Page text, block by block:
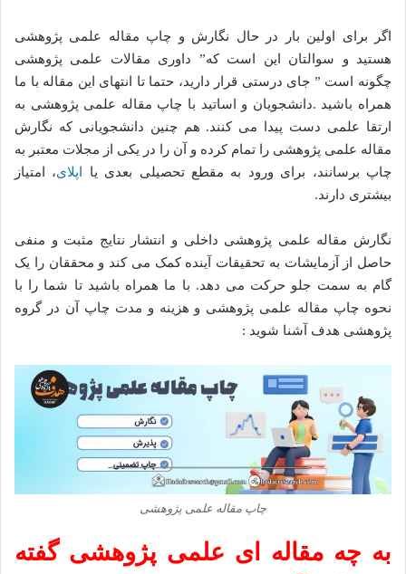
اگر برای اولین بار در حال نگارش و چاپ مقاله علمی پژوهشی
هستید و سوالتان این است که” داوری مقالات علمی پژوهشی
چگونه است ” جای درستی قرار دارید، حتما تا انتهای این مقاله با ما
همراه باشید .دانشجویان و اساتید با چاپ مقاله علمی پژوهشی به
ارتقا علمی دست پیدا می کنند. هم چنین دانشجویانی که نگارش
مقاله علمی پژوهشی را تمام کرده و آن را در یکی از مجلات معتبر به
چاپ برسانند، برای ورود به مقطع تحصیلی بعدی یا
اپلای، امتیاز
بیشتری دارند.
نگارش مقاله علمی پژوهشی داخلی و انتشار نتایج مثبت و منفی
حاصل از آزمایشات به تحقیقات آینده کمک می کند و محققان را یک
گام به سمت جلو حرکت می دهد. با ما همراه باشید تا شما را با
نحوه چاپ مقاله علمی پژوهشی و هزینه و مدت چاپ آن در گروه
پژوهشی هدف آشنا شوید :
چاپ مقاله علمی پژوهشی
به چه مقاله ای علمی پژوهشی گفته